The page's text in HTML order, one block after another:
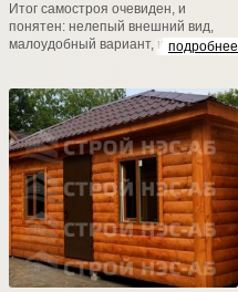
подробнее
Итог самостроя очевиден, и
понятен: нелепый внешний вид,
малоудобный вариант, кустарная
драгоценное время на то, чтобы
возводить своими руками не пойми
что. Доверьтесь профессионалам
из компании СТРОЙ НЭСАБ-н - и
Вы не разочаруетесь!